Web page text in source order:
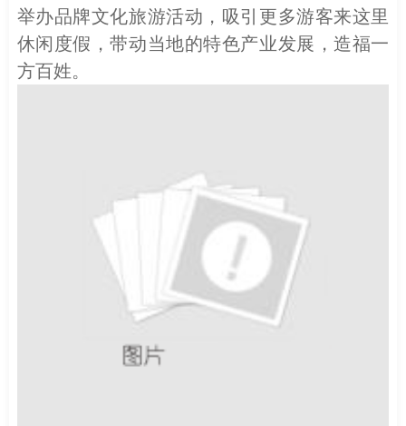
举办品牌文化旅游活动，吸引更多游客来这里
休闲度假，带动当地的特色产业发展，造福一
方百姓。